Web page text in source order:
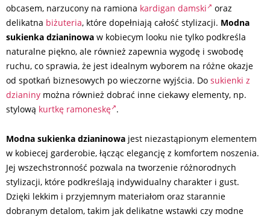
obcasem, narzucony na ramiona kardigan damski
oraz
delikatna biżuteria, które dopełniają całość stylizacji. Modna
sukienka dzianinowa w kobiecym looku nie tylko podkreśla
naturalne piękno, ale również zapewnia wygodę i swobodę
ruchu, co sprawia, że jest idealnym wyborem na różne okazje
od spotkań biznesowych po wieczorne wyjścia. Do sukienki z
dzianiny można również dobrać inne ciekawy elementy, np.
stylową kurtkę ramoneskę .
Modna sukienka dzianinowa jest niezastąpionym elementem
w kobiecej garderobie, łącząc elegancję z komfortem noszenia.
Jej wszechstronność pozwala na tworzenie różnorodnych
stylizacji, które podkreślają indywidualny charakter i gust.
Dzięki lekkim i przyjemnym materiałom oraz starannie
dobranym detalom, takim jak delikatne wstawki czy modne